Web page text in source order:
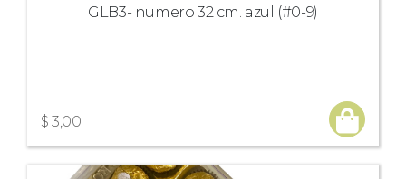
GLB3- numero 32 cm. azul (#0-9)
$ 3,00